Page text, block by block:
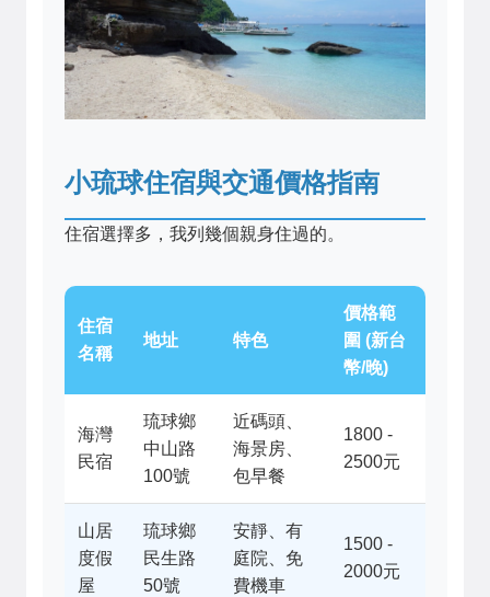
小琉球住宿與交通價格指南
住宿選擇多，我列幾個親身住過的。
住宿
名稱
地址 特色
價格範
圍 (新台
幣/晚)
海灣
民宿
琉球鄉
中山路
100號
近碼頭、
海景房、
包早餐
1800 -
2500元
山居
度假
屋
琉球鄉
民生路
50號
安靜、有
庭院、免
費機車
1500 -
2000元